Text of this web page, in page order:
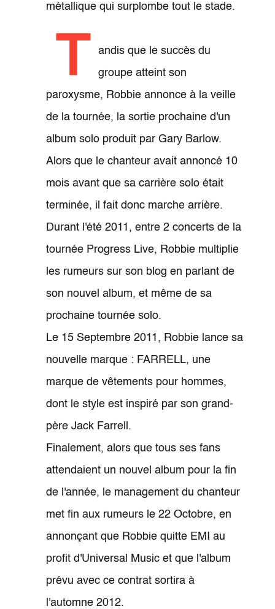
métallique qui surplombe tout le stade.
T
andis que le succès du
groupe atteint son
paroxysme, Robbie annonce à la veille
de la tournée, la sortie prochaine d'un
album solo produit par Gary Barlow.
Alors que le chanteur avait annoncé 10
mois avant que sa carrière solo était
terminée, il fait donc marche arrière.
Durant l'été 2011, entre 2 concerts de la
tournée Progress Live, Robbie multiplie
les rumeurs sur son blog en parlant de
son nouvel album, et même de sa
prochaine tournée solo.
Le 15 Septembre 2011, Robbie lance sa
nouvelle marque : FARRELL, une
marque de vêtements pour hommes,
dont le style est inspiré par son grand-
père Jack Farrell.
Finalement, alors que tous ses fans
attendaient un nouvel album pour la fin
de l'année, le management du chanteur
met fin aux rumeurs le 22 Octobre, en
annonçant que Robbie quitte EMI au
profit d'Universal Music et que l'album
prévu avec ce contrat sortira à
l'automne 2012.